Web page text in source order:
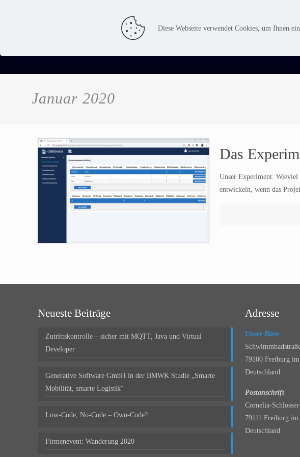
Dienstleistung
Januar 2020
Das
Unser Experiment: Wieviel
entwickeln, wenn das
Neueste Beiträge
Zutrittskontrolle – sicher mit MQTT, Java und Virtual
Developer
Generative Software GmbH in der BMWK Studie „Smarte
Mobilität, smarte Logistik“
Low-Code, No-Code – Own-Code?
Firmenevent: Wanderung 2020
Adresse
Unser Büro
79100 Freiburg
Deutschland
Postanschrift
Cornelia-
79111 Freiburg im
Deutschland
Diese Webseite verwendet Cookies, um Ihnen